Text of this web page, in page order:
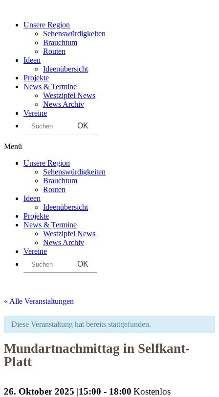
Unsere Region
Sehenswürdigkeiten
Brauchtum
Routen
Ideen
Ideenübersicht
Projekte
News & Termine
Westzipfel News
News Archiv
Vereine
Search
Menü
Unsere Region
Sehenswürdigkeiten
Brauchtum
Routen
Ideen
Ideenübersicht
Projekte
News & Termine
Westzipfel News
News Archiv
Vereine
Search
« Alle Veranstaltungen
Diese Veranstaltung hat bereits stattgefunden.
Mundartnachmittag in Selfkant-
Platt
26. Oktober 2025 |15:00 - 18:00 Kostenlos